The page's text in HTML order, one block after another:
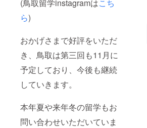
(鳥取留学instagramはこち
ら)
おかげさまで好評をいただ
き、鳥取は第三回も11月に
予定しており、今後も継続
していきます。
本年夏や来年冬の留学もお
問い合わせいただいていま